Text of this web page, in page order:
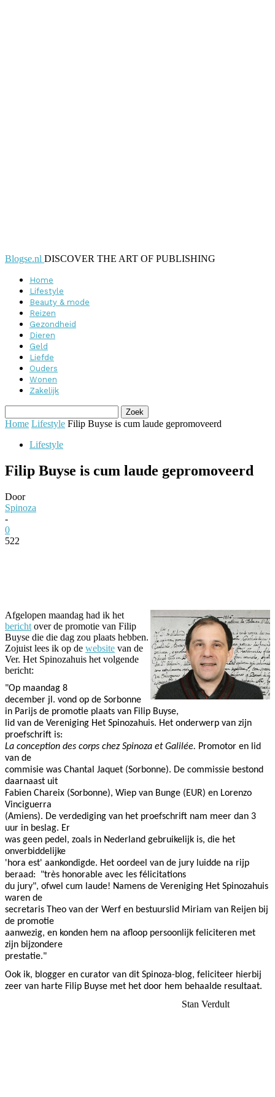
Blogse.nl DISCOVER THE ART OF PUBLISHING
Home
Lifestyle
Beauty & mode
Reizen
Gezondheid
Dieren
Geld
Liefde
Ouders
Wonen
Zakelijk
Home Lifestyle Filip Buyse is cum laude gepromoveerd
Lifestyle
Filip Buyse is cum laude gepromoveerd
Door
Spinoza
-
0
522
Afgelopen maandag had ik het
bericht over de promotie van Filip
Buyse die die dag zou plaats hebben.
Zojuist lees ik op de website van de
Ver. Het Spinozahuis het volgende
bericht:
"Op maandag 8
december jl. vond op de Sorbonne
in Parijs de promotie plaats van Filip Buyse,
lid van de Vereniging Het Spinozahuis. Het onderwerp van zijn
proefschrift is:
La conception des corps chez Spinoza et Galilée. Promotor en lid
van de
commisie was Chantal Jaquet (Sorbonne). De commissie bestond
daarnaast uit
Fabien Chareix (Sorbonne), Wiep van Bunge (EUR) en Lorenzo
Vinciguerra
(Amiens). De verdediging van het proefschrift nam meer dan 3
uur in beslag. Er
was geen pedel, zoals in Nederland gebruikelijk is, die het
onverbiddelijke
'hora est' aankondigde. Het oordeel van de jury luidde na rijp
beraad:
"très honorable avec les félicitations
du jury", ofwel cum laude! Namens de Vereniging Het Spinozahuis
waren de
secretaris Theo van der Werf en bestuurslid Miriam van Reijen bij
de promotie
aanwezig, en konden hem na afloop persoonlijk feliciteren met
zijn bijzondere
prestatie."
Ook ik, blogger en curator van dit Spinoza-blog, feliciteer hierbij
zeer van harte Filip Buyse met het door hem behaalde resultaat.
Stan Verdult